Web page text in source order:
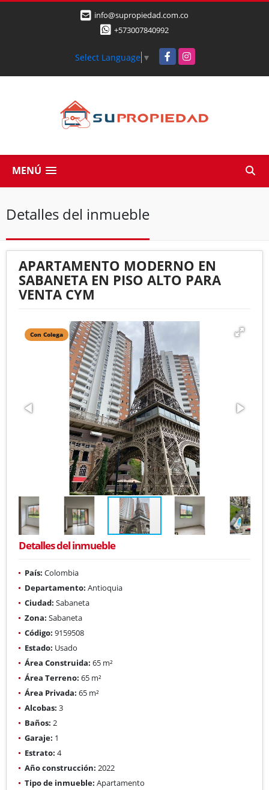
info@supropiedad.com.co
+573007840992
Select Language ▼ FacebookInstagram
MENÚ
Detalles del inmueble
APARTAMENTO MODERNO EN
SABANETA EN PISO ALTO PARA
VENTA CYM
Con Colega
Detalles del inmueble
País: Colombia
Departamento: Antioquia
Ciudad: Sabaneta
Zona: Sabaneta
Código: 9159508
Estado: Usado
Área Construida: 65 m²
Área Terreno: 65 m²
Área Privada: 65 m²
Alcobas: 3
Baños: 2
Garaje: 1
Estrato: 4
Año construcción: 2022
Tipo de inmueble: Apartamento